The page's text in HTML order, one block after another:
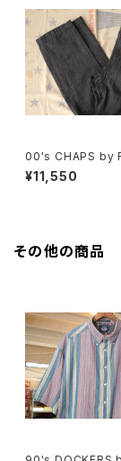
00's CHAPS by
m-fit cargo
¥11,550
その他の商品